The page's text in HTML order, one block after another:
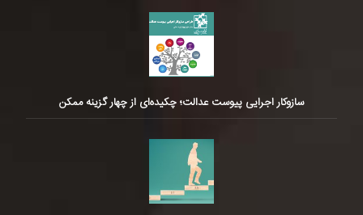
سازوکار اجرایی پیوست عدالت؛ چکیده‌ای از چهار گزینه ممکن